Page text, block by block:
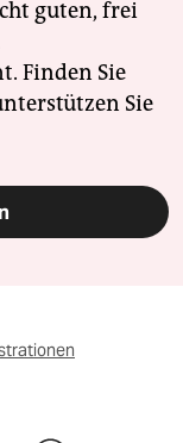
guten, frei
Finden Sie
Sie